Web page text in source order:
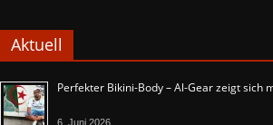
Aktuell
Perfekter Bikini-Body – Al-Gear zeigt sich
6. Juni 2026